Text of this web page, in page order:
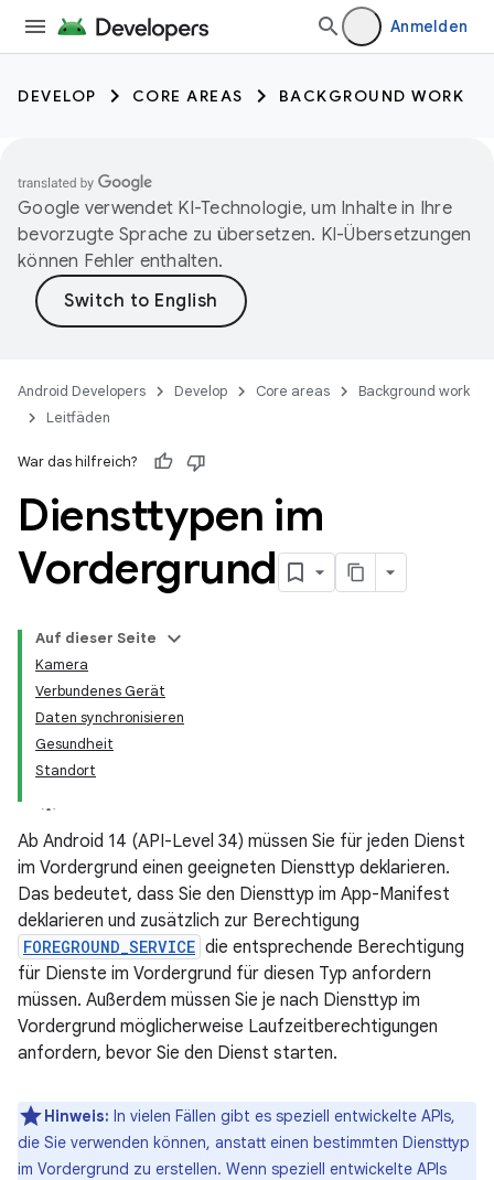
Anmelden
DEVELOP CORE AREAS BACKGROUND WORK
Google verwendet KI-Technologie, um Inhalte in Ihre
bevorzugte Sprache zu übersetzen. KI-Übersetzungen
können Fehler enthalten.
Android Developers Develop Core areas
Background work
Leitfäden
War das hilfreich?
Diensttypen im
Vordergrund
Auf dieser Seite
Kamera
Verbundenes Gerät
Daten synchronisieren
Gesundheit
Standort
Ab Android 14 (API-Level 34) müssen Sie für jeden Dienst
im Vordergrund einen geeigneten Diensttyp deklarieren.
Das bedeutet, dass Sie den Diensttyp im App-Manifest
deklarieren und zusätzlich zur Berechtigung
FOREGROUND_SERVICE die entsprechende Berechtigung
für Dienste im Vordergrund für diesen Typ anfordern
müssen. Außerdem müssen Sie je nach Diensttyp im
Vordergrund möglicherweise Laufzeitberechtigungen
anfordern, bevor Sie den Dienst starten.
Hinweis: In vielen Fällen gibt es speziell entwickelte APIs,
die Sie verwenden können, anstatt einen bestimmten Diensttyp
im Vordergrund zu erstellen. Wenn speziell entwickelte APIs